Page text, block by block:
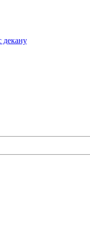
декану